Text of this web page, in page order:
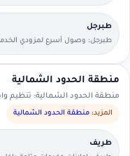
القريبين منك.
طبرجل
طبرجل: وصول أسرع لمزودي
القريبين منك.
منطقة الحدود الشمالية
منطقة الحدود الشمالية:
المزيد: منطقة الحدود الشمالية
طريف